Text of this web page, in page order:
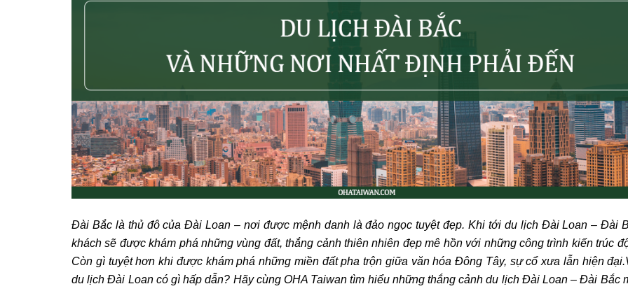
Đài Bắc là thủ đô của Đài Loan – nơi được mệnh danh là đảo ngọc tuyệt đẹp. Khi tới du lịch Đài Loan – Đài
khách sẽ được khám phá những vùng đất, thắng cảnh thiên nhiên đẹp mê hồn với những công trình kiến trúc
Còn gì tuyệt hơn khi được khám phá những miền đất pha trộn giữa văn hóa Đông Tây, sự cổ xưa lẫn hiện
du lịch Đài Loan có gì hấp dẫn? Hãy cùng OHA Taiwan tìm hiểu những thắng cảnh du lịch Đài Loan – Đài Bắc